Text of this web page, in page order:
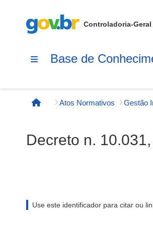
Controladoria-Geral
Base de
Página inicial
Atos Normativos Gestão
Decreto n.
Use este identificador para citar ou